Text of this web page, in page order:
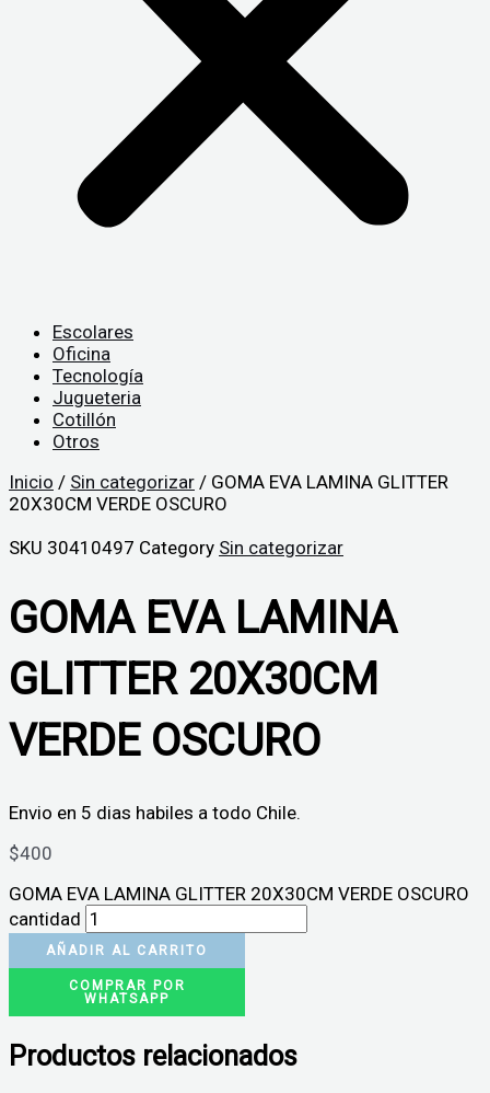
Escolares
Oficina
Tecnología
Jugueteria
Cotillón
Otros
Inicio / Sin categorizar / GOMA EVA LAMINA GLITTER
20X30CM VERDE OSCURO
SKU 30410497 Category Sin categorizar
GOMA EVA LAMINA
GLITTER 20X30CM
VERDE OSCURO
Envio en 5 dias habiles a todo Chile.
$400
GOMA EVA LAMINA GLITTER 20X30CM VERDE OSCURO
cantidad
AÑADIR AL CARRITO
COMPRAR POR
WHATSAPP
Productos relacionados